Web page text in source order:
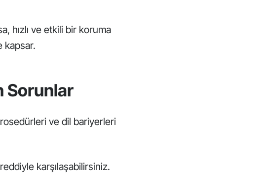
hızlı ve etkili bir koruma
kapsar.
Sorunlar
ve dil bariyerleri
karşılaşabilirsiniz.